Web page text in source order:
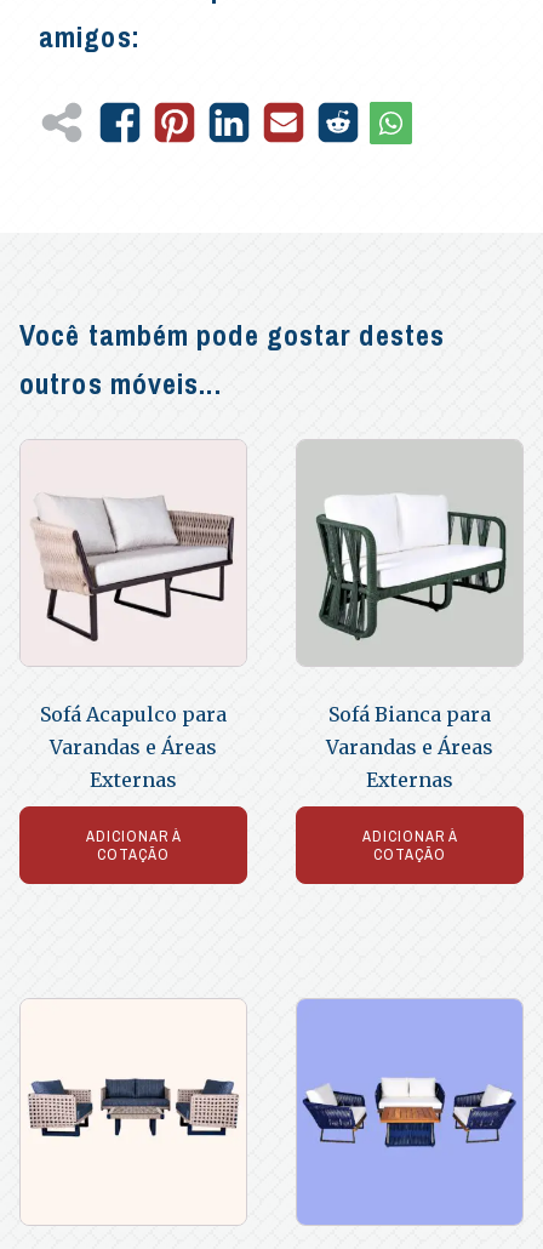
amigos:
Você também pode gostar destes
outros móveis...
Sofá Acapulco para
Varandas e Áreas
Externas
ADICIONAR À
COTAÇÃO
Sofá Bianca para
Varandas e Áreas
Externas
ADICIONAR À
COTAÇÃO